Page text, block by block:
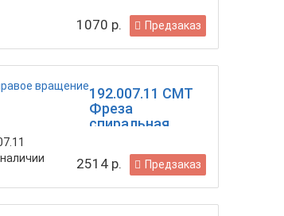
1070 р. Предзаказ
192.007.11 CMT
Фреза
спиральная
6,35x19,05x51
Z=2 хвостовик
S=6,35 правое
2514 р. Предзаказ